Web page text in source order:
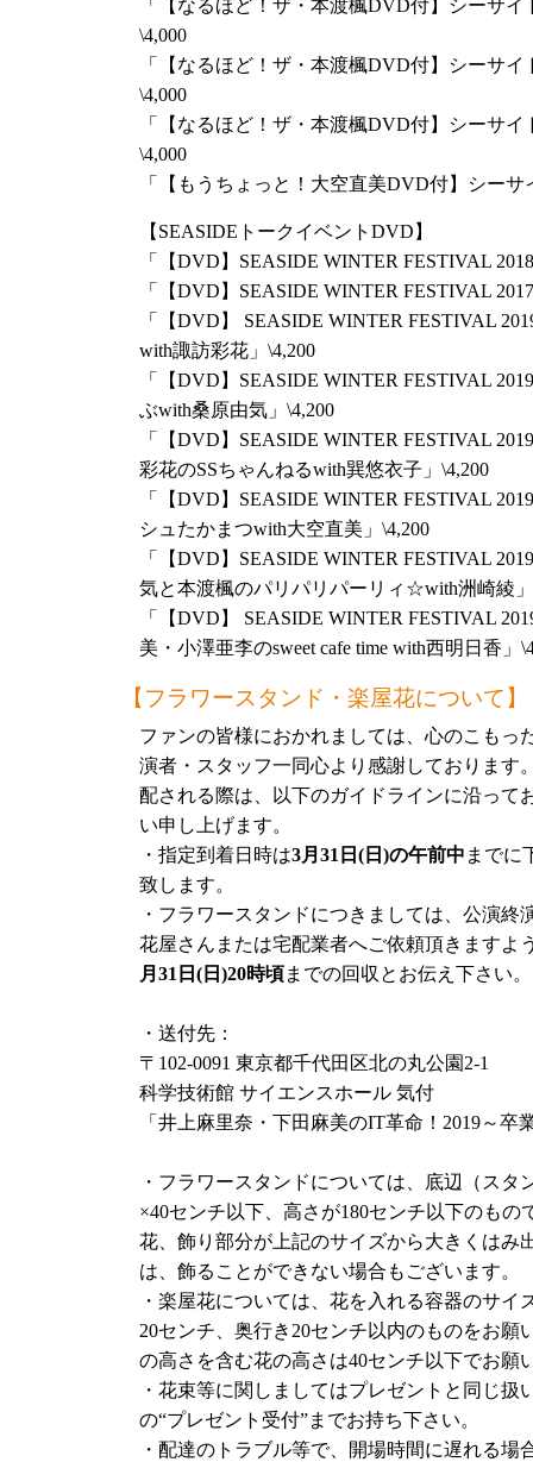
・「IT革命！春のうしろが〇〇パーカー（S/
・「IT革命！春のまえが〇〇Tシャツ（M/XL
・「IT革命！春のシリコンバンドセット」800
・「IT革命！春の折りたたみ〇〇カサ」2,000
【通販情報】
発売日：4月5日(木)
放送時間変更のお知らせ
2018年4月3日（火）より放送時間が毎週火曜
なります。アーカイブ配信は放送翌日の毎週
めご了承ください。引き続き「井上麻里奈・
をよろしくお願いします！
「井上麻里奈・下田麻美のIT革命！春
〇〇～」
イベントグッズの情報を公開しました！詳細
IT革命！春の祭典2018～花より〇〇～」に決
【当日券】
当日券の発売が決定しました！ご希望の方は
けください。
価格：各4,860円（税込）
開場前：事前物販スペースにて販売（11:00～
開場後：会場入口にて販売
【一般発売】
■チケットぴあ
受付URL： http://w.pia.jp/t/itkakumei/
Pコード：637-878
店頭購入：チケットぴあ店舗、サークルK・
電話購入：Pコード入力または音声認識予約
■ローソンチケット
受付URL：http://l-tike.com/it-sside/
Lコード：33892
店頭購入：ローソン店舗、ミニストップ店舗
電話購入：0570-084-003
■CNプレイガイド
受付URL：http://www.cnplayguide.com/
電話購入：0570-08-9999
■アニメイトオンラインショップ
「【なるほど！ザ・本渡楓DVD付】シーサイ
\4,000
「【なるほど！ザ・本渡楓DVD付】シーサイ
\4,000
「【なるほど！ザ・本渡楓DVD付】シーサイ
\4,000
「【もうちょっと！大空直美DVD付】シーサ
【SEASIDEトークイベントDVD】
「【DVD】SEASIDE WINTER FESTIVAL
「【DVD】SEASIDE WINTER FESTIVAL
「【DVD】 SEASIDE WINTER FESTIVAL
with諏訪彩花」\4,200
「【DVD】SEASIDE WINTER FESTIVAL
ぶwith桑原由気」\4,200
「【DVD】SEASIDE WINTER FESTIVAL
彩花のSSちゃんねるwith巽悠衣子」\4,200
「【DVD】SEASIDE WINTER FESTIVAL
シュたかまつwith大空直美」\4,200
「【DVD】SEASIDE WINTER FESTIVAL
気と本渡楓のパリパリパーリィ☆with洲崎綾」
「【DVD】 SEASIDE WINTER FESTIVAL
美・小澤亜李のsweet cafe time with西明日香」
【フラワースタンド・楽屋花について】
ファンの皆様におかれましては、心のこもっ
演者・スタッフ一同心より感謝しております
配される際は、以下のガイドラインに沿って
い申し上げます。
・指定到着日時は3月31日(日)の午前中 までに
致します。
・フラワースタンドにつきましては、公演終
花屋さんまたは宅配業者へご依頼頂きますよ
月31日(日)20時頃までの回収とお伝え下さい。
・送付先：
〒102-0091 東京都千代田区北の丸公園2-1
科学技術館 サイエンスホール 気付
「井上麻里奈・下田麻美のIT革命！2019～卒
・フラワースタンドについては、底辺（スタ
×40センチ以下、高さが180センチ以下のもの
花、飾り部分が上記のサイズから大きくはみ
は、飾ることができない場合もございます。
・楽屋花については、花を入れる容器のサイ
20センチ、奥行き20センチ以内のものをお願
の高さを含む花の高さは40センチ以下でお願
・花束等に関しましてはプレゼントと同じ扱
の“プレゼント受付”までお持ち下さい。
・配達のトラブル等で、開場時間に遅れる場